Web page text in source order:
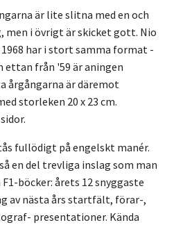
är lite slitna med en och
men i övrigt är skicket gott. Nio
har i stort samma format -
ettan från '59 är aningen
årgångarna är däremot
storleken 20 x 23 cm.
fullödigt på engelskt manér.
en del trevliga inslag som man
böcker: årets 12 snyggaste
av nästa års startfält, förar-,
presentationer. Kända